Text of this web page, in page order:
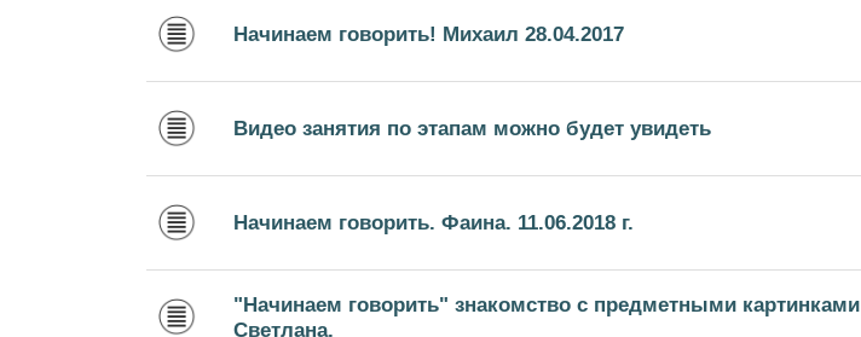
Начинаем говорить! Михаил 28.04.2017
Видео занятия по этапам можно будет увидеть
Начинаем говорить. Фаина. 11.06.2018 г.
"Начинаем говорить" знакомство с предметными картинками
Светлана.